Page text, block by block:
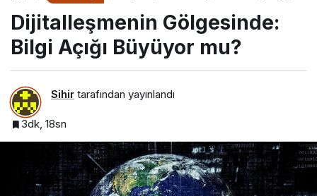
Dijitalleşmenin Gölgesinde:
Bilgi Açığı Büyüyor mu?
Sihir tarafından yayınlandı
3dk, 18sn